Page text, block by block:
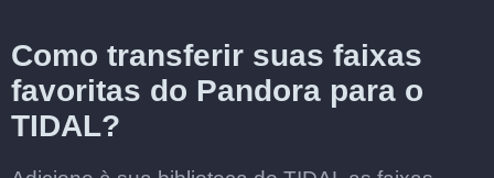
Como transferir suas faixas
favoritas do Pandora para o
TIDAL?